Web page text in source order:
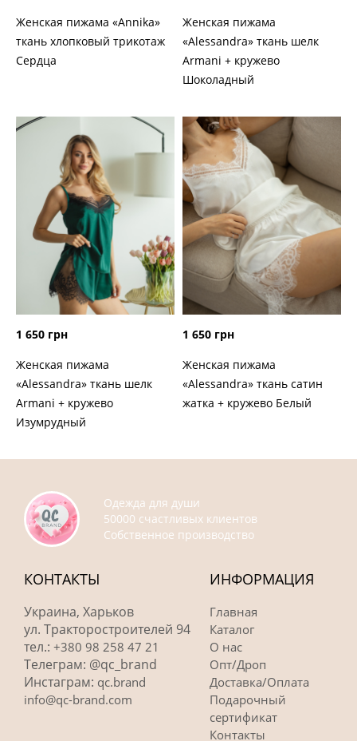
Женская пижама «Annika»
ткань хлопковый трикотаж
Сердца
Женская пижама
«Alessandra» ткань шелк
Armani + кружево
Шоколадный
1 650 грн
Женская пижама
«Alessandra» ткань шелк
Armani + кружево
Изумрудный
1 650 грн
Женская пижама
«Alessandra» ткань сатин
жатка + кружево Белый
Одежда для души
50000 счастливых клиентов
Собственное производство
КОНТАКТЫ
Украина, Харьков
ул. Тракторостроителей 94
тел.: +380 98 258 47 21
Телеграм: @qc_brand
Инстаграм: qc.brand
info@qc-brand.com
ИНФОРМАЦИЯ
Главная
Каталог
О нас
Опт/Дроп
Доставка/Оплата
Подарочный
сертификат
Контакты